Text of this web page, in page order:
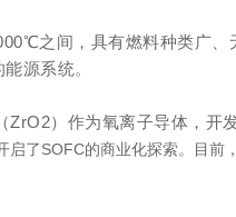
之间，具有燃料种类广、
源系统。
ZrO2）作为氧离子导体，
了SOFC的商业化探索。目前